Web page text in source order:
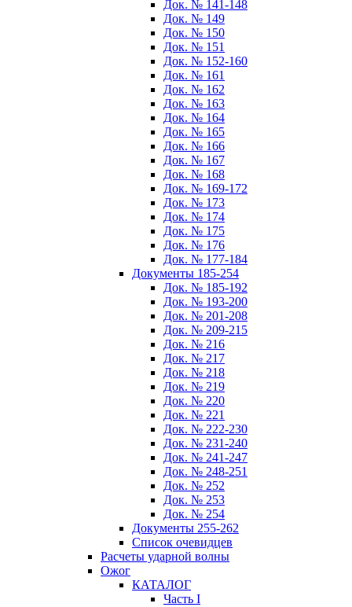
Док. № 141-148
Док. № 149
Док. № 150
Док. № 151
Док. № 152-160
Док. № 161
Док. № 162
Док. № 163
Док. № 164
Док. № 165
Док. № 166
Док. № 167
Док. № 168
Док. № 169-172
Док. № 173
Док. № 174
Док. № 175
Док. № 176
Док. № 177-184
Документы 185-254
Док. № 185-192
Док. № 193-200
Док. № 201-208
Док. № 209-215
Док. № 216
Док. № 217
Док. № 218
Док. № 219
Док. № 220
Док. № 221
Док. № 222-230
Док. № 231-240
Док. № 241-247
Док. № 248-251
Док. № 252
Док. № 253
Док. № 254
Документы 255-262
Список очевидцев
Расчеты ударной волны
Ожог
КАТАЛОГ
Часть I